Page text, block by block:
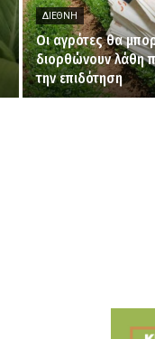
ΔΙΕΘΝΉ
Οι αγρότες θα
διορθώνουν λάθη
την επιδότηση